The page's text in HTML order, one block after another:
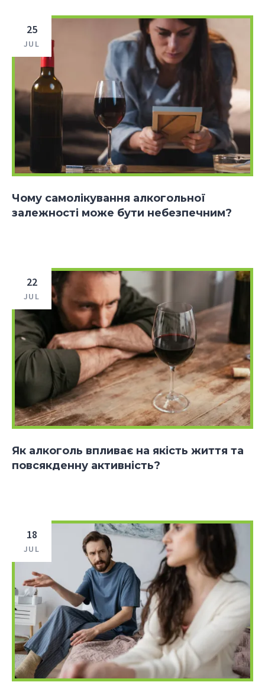
25
JUL
Чому самолікування алкогольної
залежності може бути небезпечним?
22
JUL
Як алкоголь впливає на якість життя та
повсякденну активність?
18
JUL